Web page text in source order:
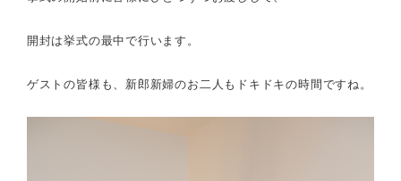
開封は挙式の最中で行います。
ゲストの皆様も、新郎新婦のお二人もドキドキの時間ですね。